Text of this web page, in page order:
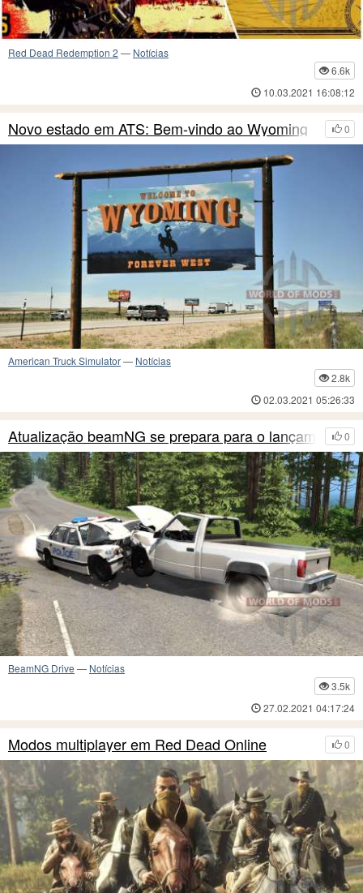
Red Dead Redemption 2 — Notícias
6.6k
10.03.2021 16:08:12
0
Novo estado em ATS: Bem-vindo ao Wyoming
American Truck Simulator— Notícias
2.8k
02.03.2021 05:26:33
0
Atualização beamNG se prepara para o lançamento
BeamNG Drive — Notícias
3.5k
27.02.2021 04:17:24
0
Modos multiplayer em Red Dead Online